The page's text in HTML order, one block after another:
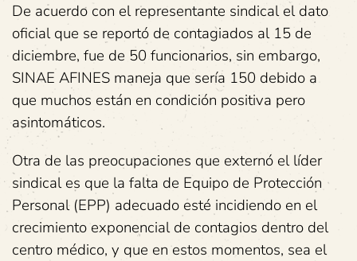
De acuerdo con el representante sindical el dato
oficial que se reportó de contagiados al 15 de
diciembre, fue de 50 funcionarios, sin embargo,
SINAE AFINES maneja que sería 150 debido a
que muchos están en condición positiva pero
asintomáticos.
Otra de las preocupaciones que externó el líder
sindical es que la falta de Equipo de Protección
Personal (EPP) adecuado esté incidiendo en el
crecimiento exponencial de contagios dentro del
centro médico, y que en estos momentos, sea el